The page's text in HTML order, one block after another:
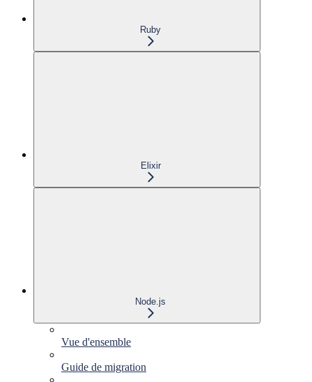
Ruby
Elixir
Node.js
Vue d'ensemble
Guide de migration